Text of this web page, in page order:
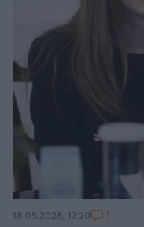
18.05.2026, 17:20 1